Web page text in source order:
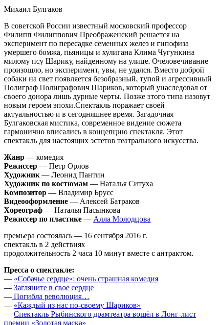
Михаил Булгаков
В советской России известный московский профессор
Филипп Филиппович Преображенский решается на
эксперимент по пересадке семенных желез и гипофиза
умершего бомжа, пьяницы и хулигана Клима Чугункина
милому псу Шарику, найденному на улице. Очеловечивание
произошло, но эксперимент, увы, не удался. Вместо доброй
собаки на свет появляется безобразный, тупой и агрессивный
Полиграф Полиграфович Шариков, который унаследовал от
своего донора лишь дурные черты. Позже этого типа назовут
новым героем эпохи.Спектакль поражает своей
актуальностью и в сегодняшнее время. Загадочная
Булгаковская мистика, современное видение сюжета
гармонично вписались в концепцию спектакля. Этот
спектакль для настоящих эстетов театрального искусства.
Жанр — комедия
Режиссер — Петр Орлов
Художник — Леонид Пантин
Художник по костюмам — Наталья Ситуха
Композитор — Владимир Брусс
Видеооформление — Алексей Батраков
Хореограф — Наталья Пасынкова
Режиссер по пластике — Алла Молодцова
премьера состоялась — 16 сентября 2016 г.
спектакль в 2 действиях
продолжительность 2 часа 10 минут вместе с антрактом.
Пресса о спектакле:
— «Собачье сердце»: очень страшная комедия
— Загляните в свое сердце
— Погибла революция…
— «Каждый из нас по-своему Шариков»
— Спектакль Рыбинского драмтеатра вошёл в Лонг-лист
премии «Золотая маска»